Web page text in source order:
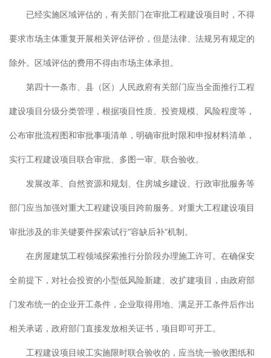
已经实施区域评估的，有关部门在审批工程建设项目时，不得
要求市场主体重复开展相关评估评价，但是法律、法规另有规定的
除外。区域评估的费用不得由市场主体承担。
第四十一条市、县（区）人民政府有关部门应当全面推行工程
建设项目分级分类管理，根据项目性质、投资规模、风险程度等，
公布审批流程图和审批事项清单，明确审批时限和申报材料清单，
实行工程建设项目联合审批、多图一审、联合验收。
发展改革、自然资源和规划、住房城乡建设、行政审批服务等
部门应当加强对重大工程建设项目跨前服务。对重大工程建设项目
审批涉及的非关键要件探索试行“容缺后补”机制。
在房屋建筑工程领域探索推行分阶段办理施工许可。在确保安
全前提下，对社会投资的小型低风险新建、改扩建项目，由政府部
门发布统一的企业开工条件，企业取得用地、满足开工条件后作出
相关承诺，政府部门直接发放相关证书，项目即可开工。
工程建设项目竣工实施限时联合验收的，应当统一验收图纸和